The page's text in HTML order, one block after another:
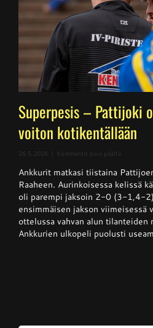
Superpesis – Pattijoki
voiton kotikentällään
26.5.2026 Kommentit pois päältä
–
Pattijoki
otti
Ankkureista
voiton
Ankkurit matkasi tiistaina
Raaheen. Aurinkoisessa kelissä
oli parempi jaksoin 2-0 (3-1,4-
ensimmäisen jakson viimeisessä
ottelussa vahvan alun tilanteiden
Ankkurien ulkopeli puolusti